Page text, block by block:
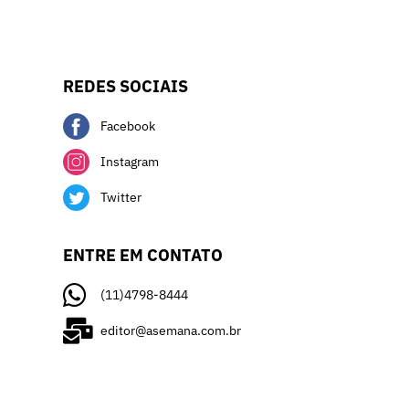
REDES SOCIAIS
Facebook
Instagram
Twitter
ENTRE EM CONTATO
(11)4798-8444
editor@asemana.com.br